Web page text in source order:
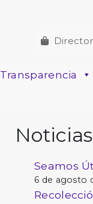
Transparencia
Seamos
6 de agosto